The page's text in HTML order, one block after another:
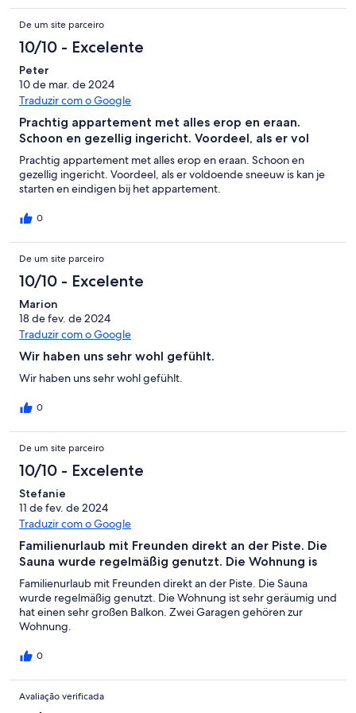
verschmutzt, dass wir es gar nicht nutzen konnten und es sich
auch nicht reinigen ließ. Geschirrspültabs fehlten ebenso wie
beispielsweise ein Toaster. Die Betten waren bequem, der
Ansprechpartner vor Ort nett, wir konnten früher als geplant in
die Wohnung und sogar etwas länger als geplant drin bleiben.In
Summe viele Kleinigkeiten, die man vermutlich gut reparieren /
De um site parceiro
10/10 - Excelente
Peter
10 de mar. de 2024
Traduzir com o Google
Prachtig appartement met alles erop en eraan.
Schoon en gezellig ingericht. Voordeel, als er vol
Prachtig appartement met alles erop en eraan. Schoon en
gezellig ingericht. Voordeel, als er voldoende sneeuw is kan je
starten en eindigen bij het appartement.
0
De um site parceiro
10/10 - Excelente
Marion
18 de fev. de 2024
Traduzir com o Google
Wir haben uns sehr wohl gefühlt.
Wir haben uns sehr wohl gefühlt.
0
De um site parceiro
10/10 - Excelente
Stefanie
11 de fev. de 2024
Traduzir com o Google
Familienurlaub mit Freunden direkt an der Piste. Die
Sauna wurde regelmäßig genutzt. Die Wohnung is
Familienurlaub mit Freunden direkt an der Piste. Die Sauna
wurde regelmäßig genutzt. Die Wohnung ist sehr geräumig und
hat einen sehr großen Balkon. Zwei Garagen gehören zur
Wohnung.
0
Avaliação verificada